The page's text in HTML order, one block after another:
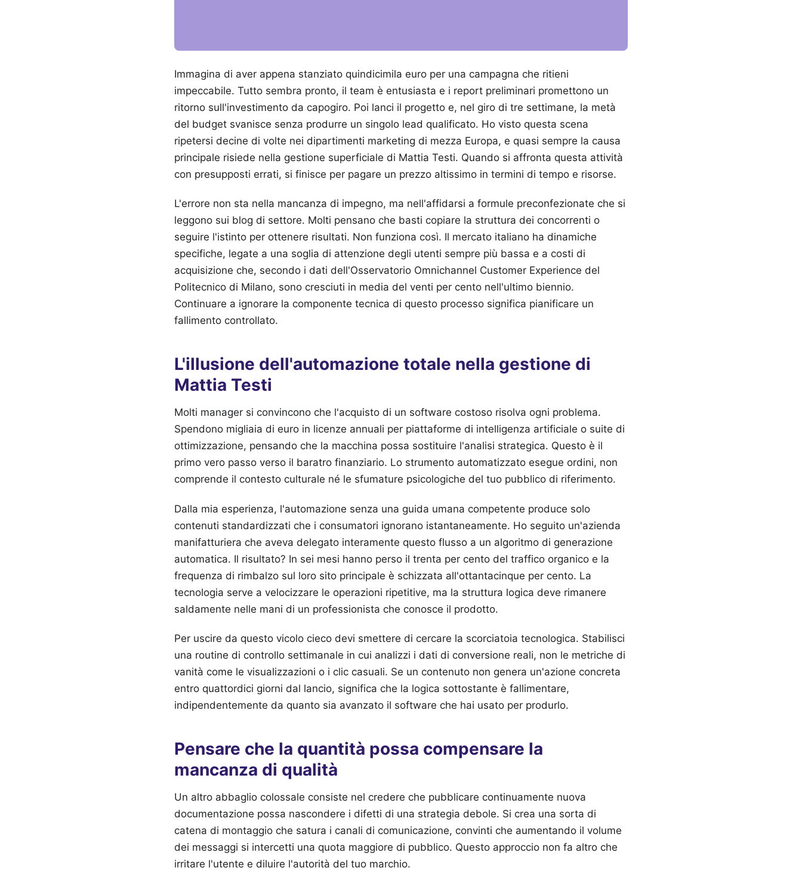
Immagina di aver appena stanziato quindicimila euro per una campagna che ritieni
impeccabile. Tutto sembra pronto, il team è entusiasta e i report preliminari promettono un
ritorno sull'investimento da capogiro. Poi lanci il progetto e, nel giro di tre settimane, la metà
del budget svanisce senza produrre un singolo lead qualificato. Ho visto questa scena
ripetersi decine di volte nei dipartimenti marketing di mezza Europa, e quasi sempre la causa
principale risiede nella gestione superficiale di Mattia Testi. Quando si affronta questa attività
con presupposti errati, si finisce per pagare un prezzo altissimo in termini di tempo e risorse.
L'errore non sta nella mancanza di impegno, ma nell'affidarsi a formule preconfezionate che si
leggono sui blog di settore. Molti pensano che basti copiare la struttura dei concorrenti o
seguire l'istinto per ottenere risultati. Non funziona così. Il mercato italiano ha dinamiche
specifiche, legate a una soglia di attenzione degli utenti sempre più bassa e a costi di
acquisizione che, secondo i dati dell'Osservatorio Omnichannel Customer Experience del
Politecnico di Milano, sono cresciuti in media del venti per cento nell'ultimo biennio.
Continuare a ignorare la componente tecnica di questo processo significa pianificare un
fallimento controllato.
L'illusione dell'automazione totale nella gestione di
Mattia Testi
Molti manager si convincono che l'acquisto di un software costoso risolva ogni problema.
Spendono migliaia di euro in licenze annuali per piattaforme di intelligenza artificiale o suite di
ottimizzazione, pensando che la macchina possa sostituire l'analisi strategica. Questo è il
primo vero passo verso il baratro finanziario. Lo strumento automatizzato esegue ordini, non
comprende il contesto culturale né le sfumature psicologiche del tuo pubblico di riferimento.
Dalla mia esperienza, l'automazione senza una guida umana competente produce solo
contenuti standardizzati che i consumatori ignorano istantaneamente. Ho seguito un'azienda
manifatturiera che aveva delegato interamente questo flusso a un algoritmo di generazione
automatica. Il risultato? In sei mesi hanno perso il trenta per cento del traffico organico e la
frequenza di rimbalzo sul loro sito principale è schizzata all'ottantacinque per cento. La
tecnologia serve a velocizzare le operazioni ripetitive, ma la struttura logica deve rimanere
saldamente nelle mani di un professionista che conosce il prodotto.
Per uscire da questo vicolo cieco devi smettere di cercare la scorciatoia tecnologica. Stabilisci
una routine di controllo settimanale in cui analizzi i dati di conversione reali, non le metriche di
vanità come le visualizzazioni o i clic casuali. Se un contenuto non genera un'azione concreta
entro quattordici giorni dal lancio, significa che la logica sottostante è fallimentare,
indipendentemente da quanto sia avanzato il software che hai usato per produrlo.
Pensare che la quantità possa compensare la
mancanza di qualità
Un altro abbaglio colossale consiste nel credere che pubblicare continuamente nuova
documentazione possa nascondere i difetti di una strategia debole. Si crea una sorta di
catena di montaggio che satura i canali di comunicazione, convinti che aumentando il volume
dei messaggi si intercetti una quota maggiore di pubblico. Questo approccio non fa altro che
irritare l'utente e diluire l'autorità del tuo marchio.